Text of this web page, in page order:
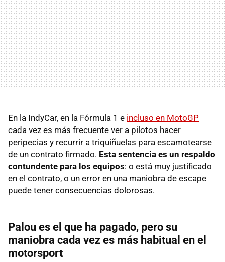
En la IndyCar, en la Fórmula 1 e incluso en MotoGP
cada vez es más frecuente ver a pilotos hacer
peripecias y recurrir a triquiñuelas para escamotearse
de un contrato firmado. Esta sentencia es un respaldo
contundente para los equipos: o está muy justificado
en el contrato, o un error en una maniobra de escape
puede tener consecuencias dolorosas.
Palou es el que ha pagado, pero su
maniobra cada vez es más habitual en el
motorsport